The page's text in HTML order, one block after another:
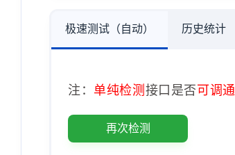
极速测试（自动） 历史统计
注： 单纯检测 接口是否可调通
再次检测